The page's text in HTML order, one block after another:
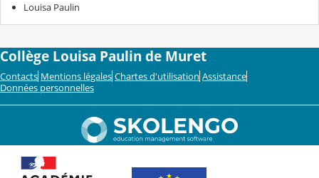
Louisa Paulin
Collège Louisa Paulin de Muret
Contacts Mentions légales Chartes d'utilisation Assistance
Données personnelles